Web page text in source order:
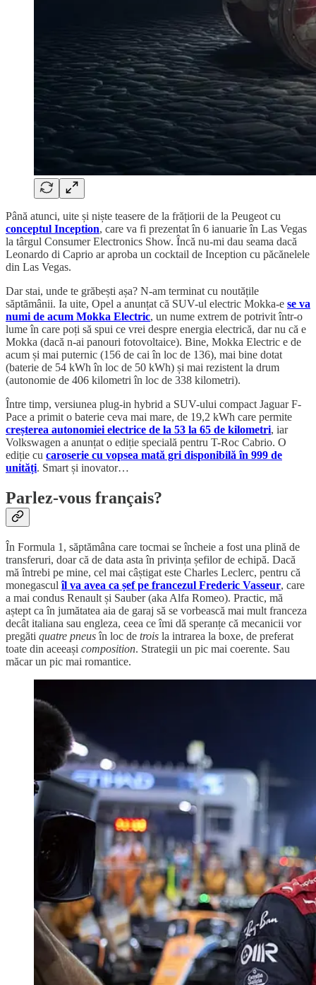
Până atunci, uite și niște teasere de la frățiorii de la Peugeot cu
conceptul Inception, care va fi prezentat în 6 ianuarie în Las Vegas
la târgul Consumer Electronics Show. Încă nu-mi dau seama dacă
Leonardo di Caprio ar aproba un cocktail de Inception cu păcănelele
din Las Vegas.
Dar stai, unde te grăbești așa? N-am terminat cu noutățile
săptămânii. Ia uite, Opel a anunțat că SUV-ul electric Mokka-e se va
numi de acum Mokka Electric, un nume extrem de potrivit într-o
lume în care poți să spui ce vrei despre energia electrică, dar nu că e
Mokka (dacă n-ai panouri fotovoltaice). Bine, Mokka Electric e de
acum și mai puternic (156 de cai în loc de 136), mai bine dotat
(baterie de 54 kWh în loc de 50 kWh) și mai rezistent la drum
(autonomie de 406 kilometri în loc de 338 kilometri).
Între timp, versiunea plug-in hybrid a SUV-ului compact Jaguar F-
Pace a primit o baterie ceva mai mare, de 19,2 kWh care permite
creșterea autonomiei electrice de la 53 la 65 de kilometri, iar
Volkswagen a anunțat o ediție specială pentru T-Roc Cabrio. O
ediție cu caroserie cu vopsea mată gri disponibilă în 999 de
unități. Smart și inovator…
Parlez-vous français?
În Formula 1, săptămâna care tocmai se încheie a fost una plină de
transferuri, doar că de data asta în privința șefilor de echipă. Dacă
mă întrebi pe mine, cel mai câștigat este Charles Leclerc, pentru că
monegasculîl va avea ca șef pe francezul Frederic Vasseur, care
a mai condus Renault și Sauber (aka Alfa Romeo). Practic, mă
aștept ca în jumătatea aia de garaj să se vorbească mai mult franceza
decât italiana sau engleza, ceea ce îmi dă speranțe că mecanicii vor
pregăti quatre pneusîn loc de trois la intrarea la boxe, de preferat
toate din aceeași composition. Strategii un pic mai coerente. Sau
măcar un pic mai romantice.